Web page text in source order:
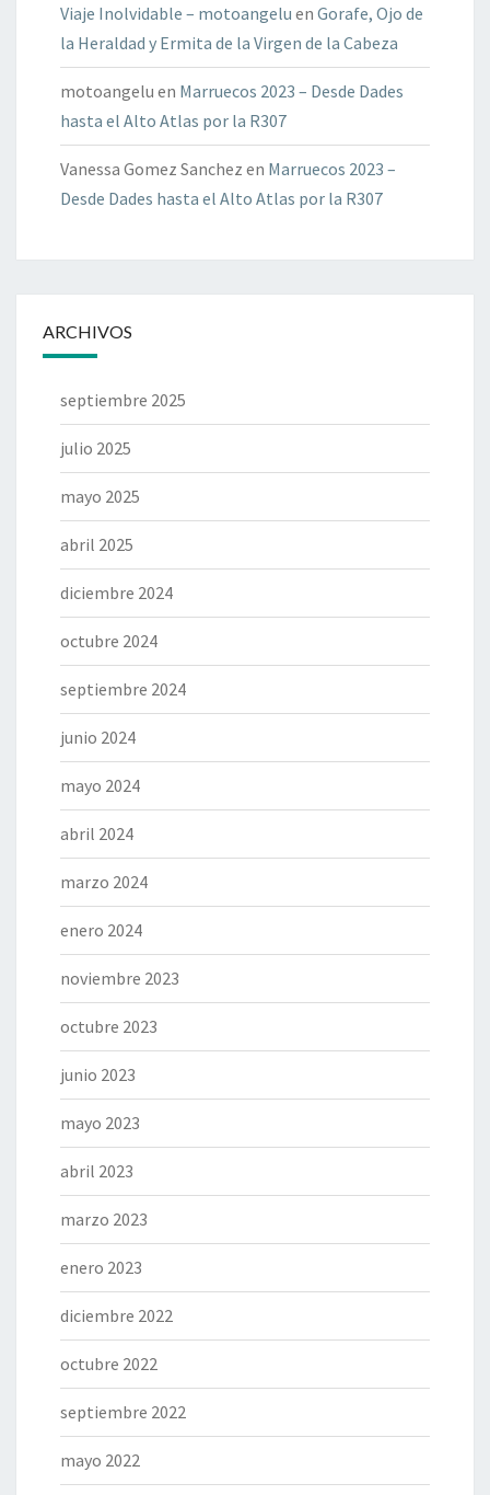
Viaje Inolvidable – motoangelu en Gorafe, Ojo de
la Heraldad y Ermita de la Virgen de la Cabeza
motoangelu en Marruecos 2023 – Desde Dades
hasta el Alto Atlas por la R307
Vanessa Gomez Sanchez en Marruecos 2023 –
Desde Dades hasta el Alto Atlas por la R307
ARCHIVOS
septiembre 2025
julio 2025
mayo 2025
abril 2025
diciembre 2024
octubre 2024
septiembre 2024
junio 2024
mayo 2024
abril 2024
marzo 2024
enero 2024
noviembre 2023
octubre 2023
junio 2023
mayo 2023
abril 2023
marzo 2023
enero 2023
diciembre 2022
octubre 2022
septiembre 2022
mayo 2022